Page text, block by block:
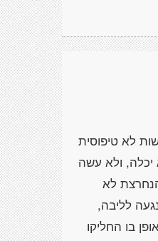
לא טיפוסית
יכלה, ולא עשה
לא
לליבה,
בו החליקו